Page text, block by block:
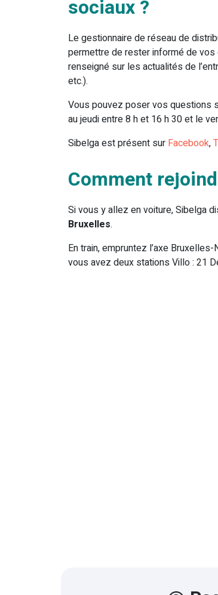
sociaux ?
Le gestionnaire de réseau de
permettre de rester informé de vos
renseigné sur les actualités de
etc.).
Vous pouvez poser vos questions
au jeudi entre 8 h et 16 h 30 et le
Sibelga est présent sur Facebook,
Comment
Si vous y allez en voiture, Sibelga
Bruxelles.
En train, empruntez l’axe
vous avez deux stations Villo : 21